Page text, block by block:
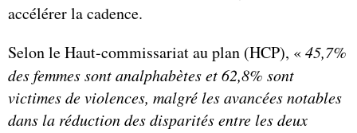
accélérer la cadence.
Selon le Haut-commissariat au plan (HCP), «45,7%
des femmes sont analphabètes et 62,8% sont
victimes de violences, malgré les avancées notables
dans la réduction des disparités entre les deux